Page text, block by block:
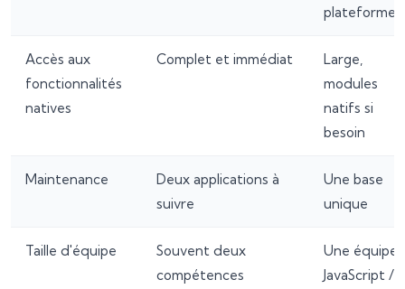
plateforme
Accès aux
fonctionnalités
natives
Complet et immédiat
Large,
modules
natifs si
besoin
Maintenance
Deux applications à
suivre
Une base
unique
Taille d'équipe
Souvent deux
compétences
Une équipe
JavaScript /